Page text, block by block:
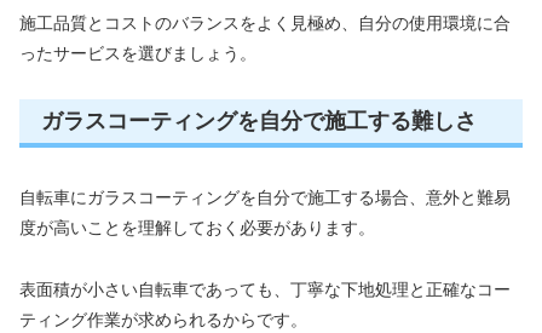
施工品質とコストのバランスをよく見極め、自分の使用環境に合
ったサービスを選びましょう。
ガラスコーティングを自分で施工する難しさ
自転車にガラスコーティングを自分で施工する場合、意外と難易
度が高いことを理解しておく必要があります。
表面積が小さい自転車であっても、丁寧な下地処理と正確なコー
ティング作業が求められるからです。